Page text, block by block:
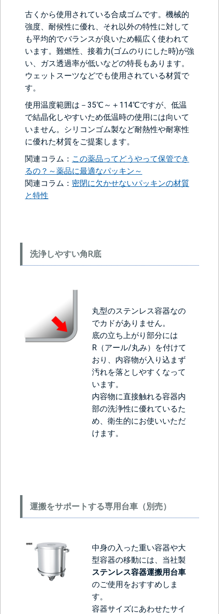
古くから使用されている合成ゴムです。機械的
強度、耐候性に優れ、それ以外の特性に対して
も平均的でバランスが良いため幅広く使われて
います。難燃性、接着力(ゴムのりにした時)が強
い、ガス透過率が低いなどの特長もあります。
ウェットスーツなどでも使用されている材質で
す。
使用温度範囲は－35℃～＋114℃ですが、低温
で結晶化しやすいため低温時の使用には向いて
いません。シリコンゴム製など耐熱性や耐寒性
に優れた材質をご提案します。
関連コラム： この薬品ってどうやって保管でき
るの？～薬品に最適なパッキン～
関連コラム： 密閉に欠かせないパッキンの材質
と特性
洗浄しやすい角R底
丸型のステンレス容器なの
でカドがありません。
底の立ち上がり部分には
R（アール/丸み）を付けて
おり、内容物が入り込まず
汚れを落としやすくなって
います。
内容物に直接触れる容器内
部の洗浄性に優れているた
め、衛生的にお使いいただ
けます。
運搬をサポートする専用台車（別売）
中身の入った重い容器や大
型容器の移動には、当社製
ステンレス容器運搬用台車
のご使用をおすすめしま
す。
容器サイズにあわせたサイ